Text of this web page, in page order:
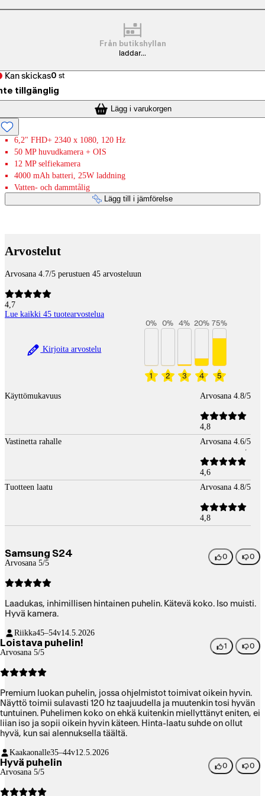
Från butikshyllan
laddar...
Kan skickas0 st
tillgänglig
Lägg i varukorgen
6,2" FHD+ 2340 x 1080, 120 Hz
50 MP huvudkamera + OIS
12 MP selfiekamera
4000 mAh batteri, 25W laddning
Vatten- och dammtålig
Lägg till i jämförelse
Arvostelut
Arvosana 4.7/5 perustuen 45 arvosteluun
4,7
Lue kaikki 45 tuotearvostelua
Kirjoita arvostelu
1
0%
2
0%
3
4%
4
20%
5
75%
Käyttömukavuus Arvosana 4.8/5
4,8
Vastinetta rahalle
Arvosana 4.6/5
4,6
Tuotteen laatu
Arvosana 4.8/5
4,8
Samsung S24
Arvosana 5/5
0 0
Laadukas, inhimillisen hintainen puhelin. Kätevä koko. Iso muisti.
Hyvä kamera.
Riikka45–54v14.5.2026
Loistava puhelin!
Arvosana 5/5
1 0
Premium luokan puhelin, jossa ohjelmistot toimivat oikein hyvin.
Näyttö toimii sulavasti 120 hz taajuudella ja muutenkin tosi hyvän
tuntuinen. Puhelimen koko on ehkä kuitenkin miellyttänyt eniten, ei
liian iso ja sopii oikein hyvin käteen. Hinta-laatu suhde on ollut
hyvä, kun sai alennuksella täältä.
Kaakaonalle35–44v12.5.2026
Hyvä puhelin
Arvosana 5/5
0 0